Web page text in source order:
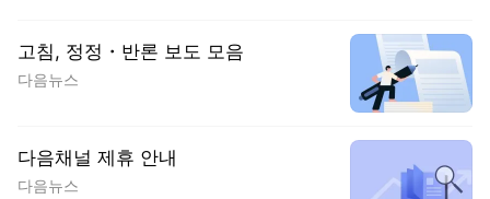
고침, 정정・반론 보도 모음
다음뉴스
다음채널 제휴 안내
다음뉴스